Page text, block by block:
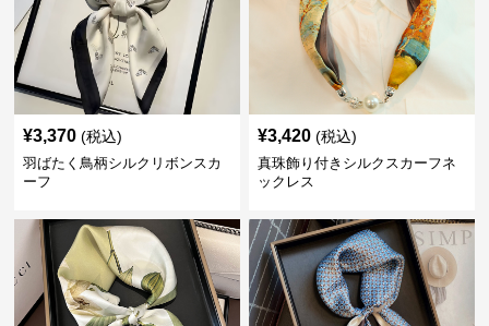
¥3,370 (税込)
羽ばたく鳥柄シルクリボンスカ
ーフ
¥3,420 (税込)
真珠飾り付きシルクスカーフネ
ックレス